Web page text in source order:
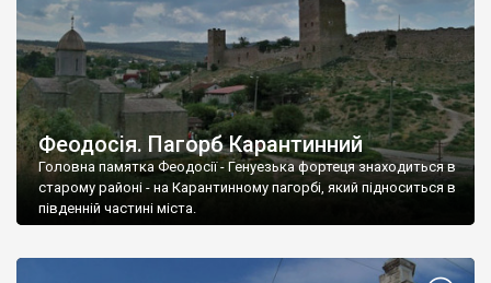
Феодосія. Пагорб Карантинний
Головна памятка Феодосії - Генуезька фортеця знаходиться в
старому районі - на Карантинному пагорбі, який підноситься в
південній частині міста.